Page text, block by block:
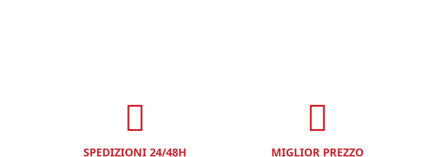
SPEDIZIONI 24/48H MIGLIOR PREZZO